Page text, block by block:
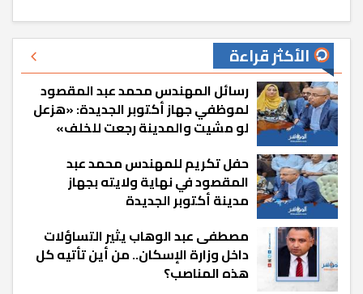
الأكثر قراءة
رسائل المهندس محمد عبد المقصود
لموظفي جهاز أكتوبر الجديدة: «هزعل
لو مشيت والمدينة رجعت للخلف»
حفل تكريم للمهندس محمد عبد
المقصود في نهاية ولايته بجهاز
مدينة أكتوبر الجديدة
مصطفى عبد الوهاب يثير التساؤلات
داخل وزارة الإسكان.. من أين تأتيه كل
هذه المناصب؟